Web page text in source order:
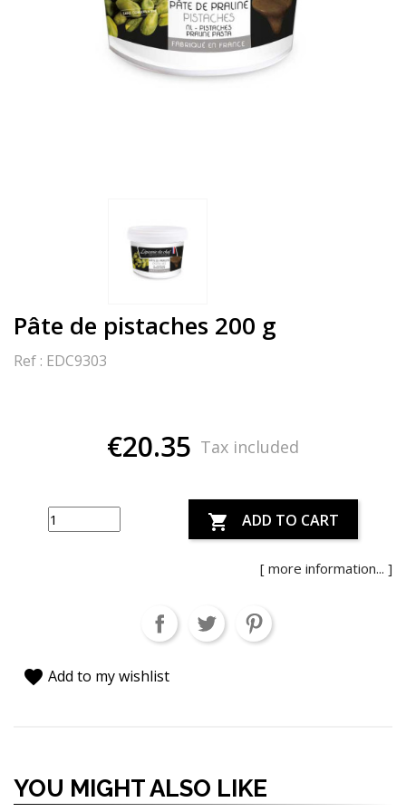
Pâte de pistaches 200 g
Ref : EDC9303
[ more information... ]
€20.35 Tax included
 ADD TO CART
favorite Add to my wishlist
YOU MIGHT ALSO LIKE